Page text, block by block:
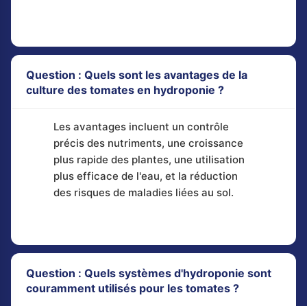
Question : Quels sont les avantages de la
culture des tomates en hydroponie ?
Les avantages incluent un contrôle
précis des nutriments, une croissance
plus rapide des plantes, une utilisation
plus efficace de l'eau, et la réduction
des risques de maladies liées au sol.
Question : Quels systèmes d'hydroponie sont
couramment utilisés pour les tomates ?